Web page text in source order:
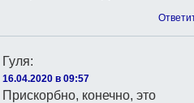
Гуля:
16.04.2020 в 09:57
Прискорбно, конечно, это